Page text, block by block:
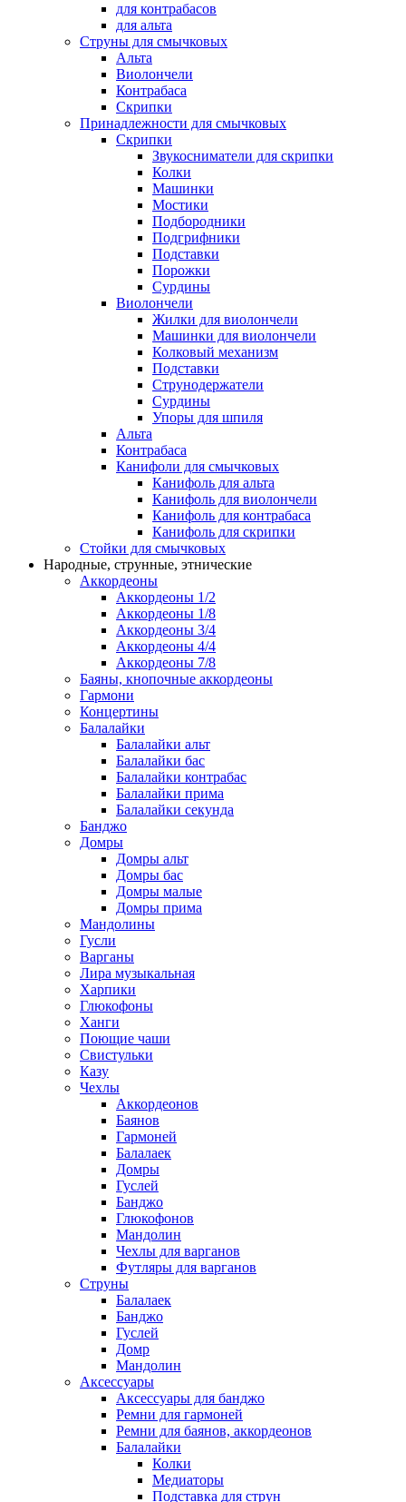
для контрабасов
для альта
Струны для смычковых
Альта
Виолончели
Контрабаса
Скрипки
Принадлежности для смычковых
Скрипки
Звукосниматели для скрипки
Колки
Машинки
Мостики
Подбородники
Подгрифники
Подставки
Порожки
Сурдины
Виолончели
Жилки для виолончели
Машинки для виолончели
Колковый механизм
Подставки
Струнодержатели
Сурдины
Упоры для шпиля
Альта
Контрабаса
Канифоли для смычковых
Канифоль для альта
Канифоль для виолончели
Канифоль для контрабаса
Канифоль для скрипки
Стойки для смычковых
Народные, струнные, этнические
Аккордеоны
Аккордеоны 1/2
Аккордеоны 1/8
Аккордеоны 3/4
Аккордеоны 4/4
Аккордеоны 7/8
Баяны, кнопочные аккордеоны
Гармони
Концертины
Балалайки
Балалайки альт
Балалайки бас
Балалайки контрабас
Балалайки прима
Балалайки секунда
Банджо
Домры
Домры альт
Домры бас
Домры малые
Домры прима
Мандолины
Гусли
Варганы
Лира музыкальная
Харпики
Глюкофоны
Ханги
Поющие чаши
Свистульки
Казу
Чехлы
Аккордеонов
Баянов
Гармоней
Балалаек
Домры
Гуслей
Банджо
Глюкофонов
Мандолин
Чехлы для варганов
Футляры для варганов
Струны
Балалаек
Банджо
Гуслей
Домр
Мандолин
Аксессуары
Аксессуары для банджо
Ремни для гармоней
Ремни для баянов, аккордеонов
Балалайки
Колки
Медиаторы
Подставка для струн